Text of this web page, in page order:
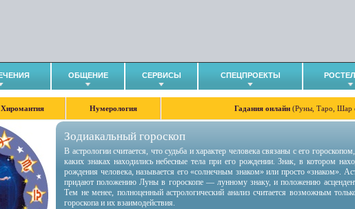
ОБЩЕНИЕ СЕРВИСЫ СПЕЦПРОЕКТЫ
Хиромантия Нумерология Гадания онлайн (Руны, Таро, Шар
Зодиакальный гороскоп
В астрологии считается, что судьба и характер человека связаны с его
каких знаках находились небесные тела при его рождении. Знак, в котором
рождения человека, называется его «солнечным знаком» или просто «знаком».
придают положению Луны в гороскопе — лунному знаку, и положению
Тем не менее, полноценный астрологический анализ считается возможным
гороскопа и их взаимодействия.